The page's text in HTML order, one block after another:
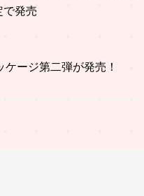
で発売
ージ第二弾が発売！